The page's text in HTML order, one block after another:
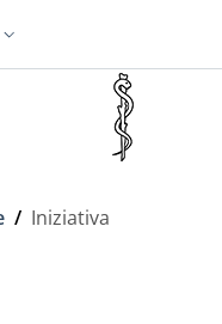
LINGUA:
/ Iniziativa